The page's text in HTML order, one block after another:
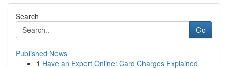
Search
Go
Published News
1 Have an Expert Online: Card Charges Explained